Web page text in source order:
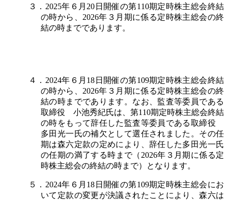
３．2025年６月20日開催の第110期定時株主総会終結
の時から、2026年３月期に係る定時株主総会の終
結の時までであります。
４．2024年６月18日開催の第109期定時株主総会終結
の時から、2026年３月期に係る定時株主総会の終
結の時までであります。なお、監査等委員である
取締役 小池秀紀氏は、第110期定時株主総会終結
の時をもって辞任した監査等委員である取締役
多田光一氏の補欠として選任されました。その任
期は森六定款の定めにより、辞任した多田光一氏
の任期の満了する時まで（2026年３月期に係る定
時株主総会の終結の時まで）となります。
５．2024年６月18日開催の第109期定時株主総会にお
いて定款の変更が決議されたことにより、森六は